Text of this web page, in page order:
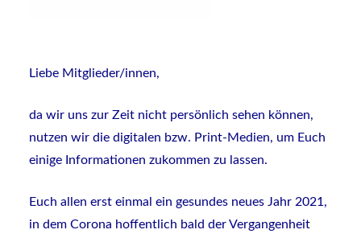
Liebe Mitglieder/innen,
da wir uns zur Zeit nicht persönlich sehen können,
nutzen wir die digitalen bzw. Print-Medien, um Euch
einige Informationen zukommen zu lassen.
Euch allen erst einmal ein gesundes neues Jahr 2021,
in dem Corona hoffentlich bald der Vergangenheit